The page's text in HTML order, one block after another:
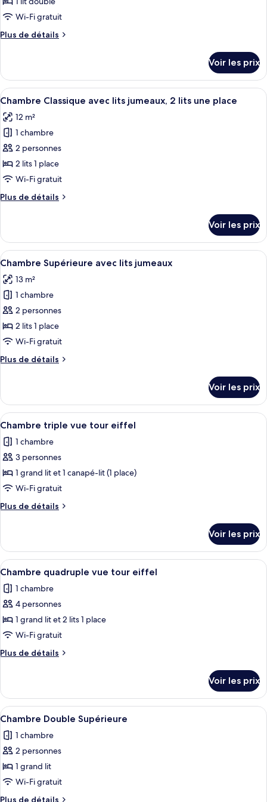
type
chambre :
Wi-Fi gratuit
Plus de détails
Plus
le
type
de
Chambre
Double
Voir les prix
Afficher
toutes
les
photos
pour
ce
type
chambre :
avec
lits
jumeaux,
2
lits
une
place
Une chambre d’hôtel avec deux lits,
6
Chambre Classique avec lits jumeaux, 2 lits une place
12 m²
1 chambre
2 personnes
2 lits 1 place
Wi-Fi gratuit
Plus de détails
Plus
le
type
de
Chambre
Classique
avec
lits
jumeaux,
2
lits
une
Voir les prix
Afficher
toutes
les
photos
pour
ce
type
chambre :
avec
lits
jumeaux
Une chambre d’hôtel avec un
11
Chambre Supérieure avec lits jumeaux
13 m²
1 chambre
2 personnes
2 lits 1 place
Wi-Fi gratuit
Plus de détails
Plus
le
type
de
Chambre
Supérieure
lits
jumeaux
Voir les prix
Afficher
toutes
les
photos
pour
ce
type
de
Chambre
triple
vue
tour
eiffel
Une chambre d’hôtel avec un
9
Chambre triple vue tour eiffel
1 chambre
3 personnes
1 grand lit et 1 canapé-lit (1 place)
Wi-Fi gratuit
Plus de détails
Plus
le
type
de
Chambre
triple
tour
eiffel
Voir les prix
Afficher
toutes
les
photos
pour
ce
type
de
Chambre
quadruple
vue
tour
eiffel
Une chambre d’hôtel avec un lit,
5
Chambre quadruple vue tour eiffel
1 chambre
4 personnes
1 grand lit et 2 lits 1 place
Wi-Fi gratuit
Plus de détails
Plus
le
type
de
Chambre
quadruple
tour
eiffel
Voir les prix
Afficher
toutes
les
photos
pour
ce
type
Une chambre d’hôtel avec un lit, un
3
Chambre Double Supérieure
1 chambre
2 personnes
1 grand lit
Wi-Fi gratuit
Plus de détails
Plus